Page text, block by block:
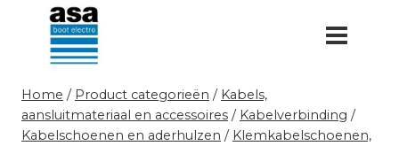
Doorgaan
inhoud
Home / Product categorieën / Kabels,
aansluitmateriaal en accessoires / Kabelverbinding /
Kabelschoenen en aderhulzen / Klemkabelschoenen,